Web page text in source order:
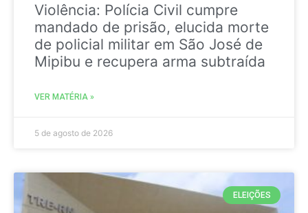
Violência: Polícia Civil cumpre
mandado de prisão, elucida morte
de policial militar em São José de
Mipibu e recupera arma subtraída
VER MATÉRIA »
5 de agosto de 2026
ELEIÇÕES